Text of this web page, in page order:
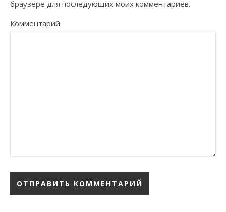
браузере для последующих моих комментариев.
Комментарий